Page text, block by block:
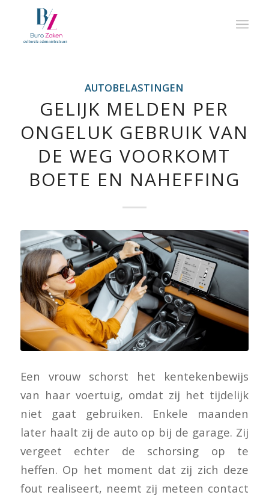
AUTOBELASTINGEN
GELIJK MELDEN PER
ONGELUK GEBRUIK VAN
DE WEG VOORKOMT
BOETE EN NAHEFFING
Een vrouw schorst het kentekenbewijs
van haar voertuig, omdat zij het tijdelijk
niet gaat gebruiken. Enkele maanden
later haalt zij de auto op bij de garage. Zij
vergeet echter de schorsing op te
heffen. Op het moment dat zij zich deze
fout realiseert, neemt zij meteen contact